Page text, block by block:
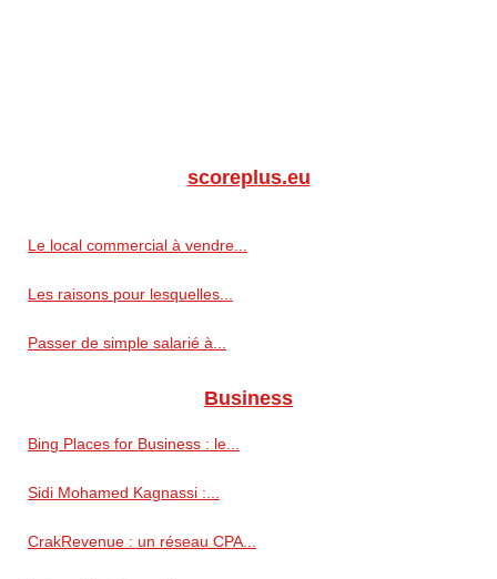
scoreplus.eu
Le local commercial à vendre...
Les raisons pour lesquelles...
Passer de simple salarié à...
Business
Bing Places for Business : le...
Sidi Mohamed Kagnassi :...
CrakRevenue : un réseau CPA...